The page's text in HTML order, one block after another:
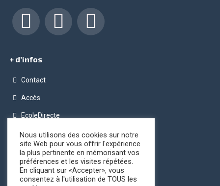
Facebook LinkedIn Instagram
+ d’infos
Contact
Accès
EcoleDirecte
Programme OPC (Ordinateur Pour Chacun)
Conditions générales de vente
Registre public d’accessibilité
Nous utilisons des cookies sur notre
site Web pour vous offrir l'expérience
la plus pertinente en mémorisant vos
préférences et les visites répétées.
En cliquant sur «Accepter», vous
consentez à l'utilisation de TOUS les